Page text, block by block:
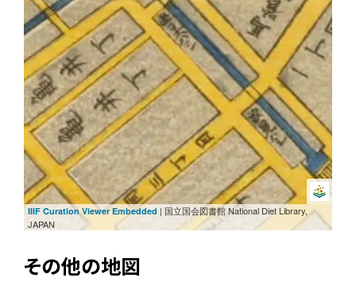
IIIF Curation Viewer Embedded | 国立国会図書館 National Diet Library,
JAPAN
その他の地図